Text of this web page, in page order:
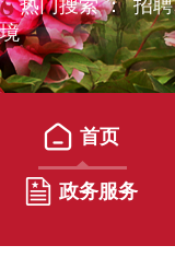
热门搜索 ： 招聘
境
首页
政务服务